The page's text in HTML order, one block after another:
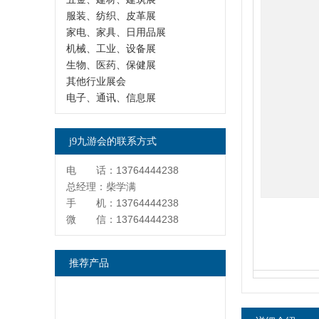
服装、纺织、皮革展
家电、家具、日用品展
机械、工业、设备展
生物、医药、保健展
其他行业展会
电子、通讯、信息展
j9九游会的联系方式
电 话：13764444238
总经理：柴学满
手 机：13764444238
微 信：13764444238
推荐产品